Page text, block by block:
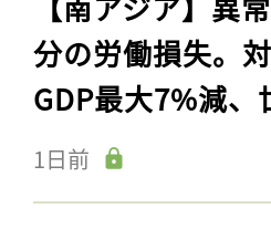
分の労働損失。
GDP最大7%減、
1日前